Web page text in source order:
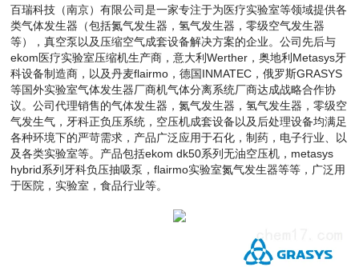
百瑞科技（南京）有限公司是一家专注于为医疗实验室等领域提供各
类气体发生器（包括氮气发生器，氢气发生器，零级空气发生器
等），真空泵以及压缩空气成套设备解决方案的企业。公司先后与
ekom医疗实验室压缩机生产商，意大利Werther，奥地利Metasys牙
科设备制造商，以及丹麦flairmo，德国INMATEC，俄罗斯GRASYS
等国外实验室气体发生器厂商机气体分离系统厂商达成战略合作协
议。公司代理销售的气体发生器，氮气发生器，氢气发生器，零级空
气发生气，牙科正负压系统，空压机成套设备以及后处理设备均满足
各种环境下的严苛需求，产品广泛应用于石化，制药，电子行业、以
及各类实验室等。产品包括ekom dk50系列无油空压机，metasys
hybrid系列牙科负压抽吸泵，flairmo实验室氮气发生器等等，广泛用
于医院，实验室，食品行业等。